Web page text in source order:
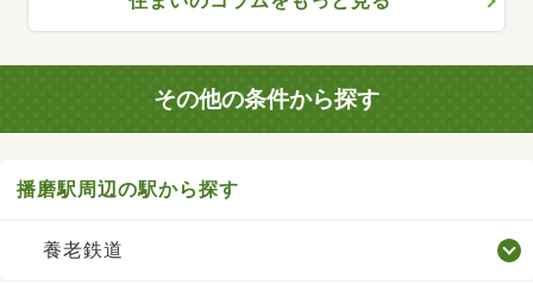
その他の条件から探す
播磨駅周辺の駅から探す
養老鉄道